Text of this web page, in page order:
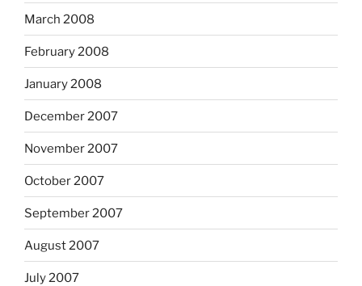
March 2008
February 2008
January 2008
December 2007
November 2007
October 2007
September 2007
August 2007
July 2007